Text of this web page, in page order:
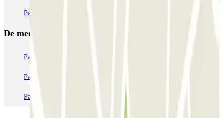
Parkeren dicht bij Gare de Bercy in Parijs
De meest geboekte
Parkeren in Parijs
Parkeren in Station Venetië Mestre
Parkeren in Milaan Parkeren in Verona